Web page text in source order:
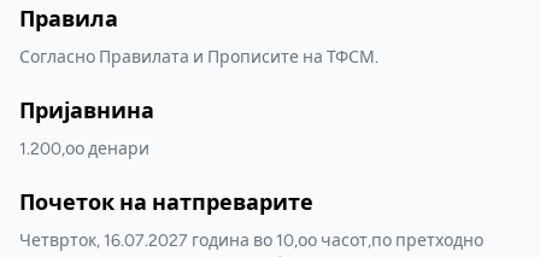
Правила
Согласно Правилата и Прописите на ТФСМ.
Пријавнина
1.200,оо денари
Почеток на натпреварите
Четврток, 16.07.2027 година во 10,оо часот,по претходно